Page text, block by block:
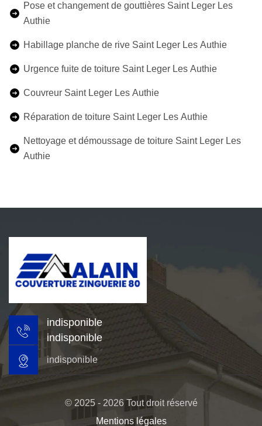
Pose et changement de gouttières Saint Leger Les
Authie
Habillage planche de rive Saint Leger Les Authie
Urgence fuite de toiture Saint Leger Les Authie
Couvreur Saint Leger Les Authie
Réparation de toiture Saint Leger Les Authie
Nettoyage et démoussage de toiture Saint Leger Les
Authie
indisponible
indisponible
indisponible
© 2025 - 2026 Tout droit réservé
Mentions légales